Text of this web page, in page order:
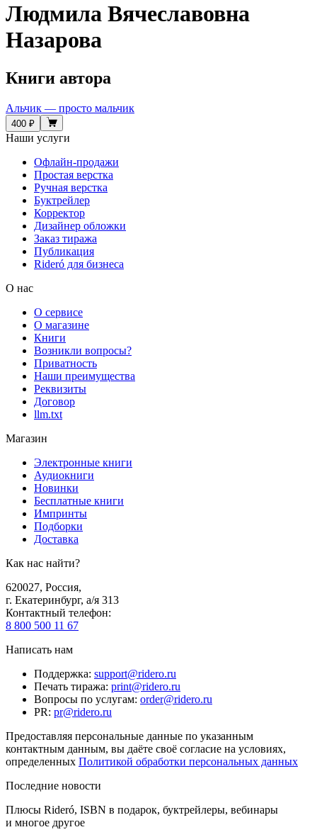
Людмила Вячеславовна
Назарова
Книги автора
Альчик — просто мальчик
400 ₽
Наши услуги
Офлайн-продажи
Простая верстка
Ручная верстка
Буктрейлер
Корректор
Дизайнер обложки
Заказ тиража
Публикация
Rideró для бизнеса
О нас
О сервисе
О магазине
Книги
Возникли вопросы?
Приватность
Наши преимущества
Реквизиты
Договор
llm.txt
Магазин
Электронные книги
Аудиокниги
Новинки
Бесплатные книги
Импринты
Подборки
Доставка
Как нас найти?
620027, Россия,
г. Екатеринбург, а/я 313
Контактный телефон:
8 800 500 11 67
Написать нам
Поддержка: support@ridero.ru
Печать тиража: print@ridero.ru
Вопросы по услугам: order@ridero.ru
PR: pr@ridero.ru
Предоставляя персональные данные по указанным
контактным данным, вы даёте своё согласие на условиях,
определенных Политикой обработки персональных данных
Последние новости
Плюсы Rideró, ISBN в подарок, буктрейлеры, вебинары
и многое другое